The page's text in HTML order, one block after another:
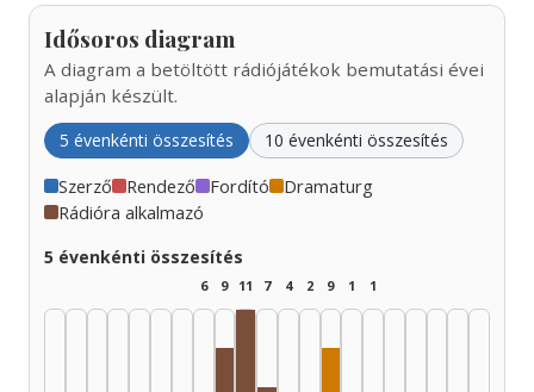
Idősoros diagram
A diagram a betöltött rádiójátékok bemutatási évei
alapján készült.
5 évenkénti összesítés 10 évenkénti összesítés
Szerző Rendező Fordító
Dramaturg
Rádióra alkalmazó
5 évenkénti összesítés
6 9 11 7 4 2 9 1 1